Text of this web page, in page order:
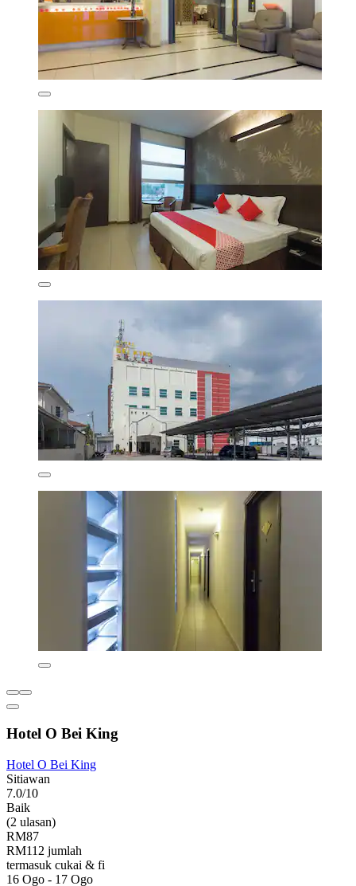
Hotel O Bei King
Hotel O Bei King
Sitiawan
7.0/10
Baik
(2 ulasan)
RM87
RM112 jumlah
termasuk cukai & fi
16 Ogo - 17 Ogo